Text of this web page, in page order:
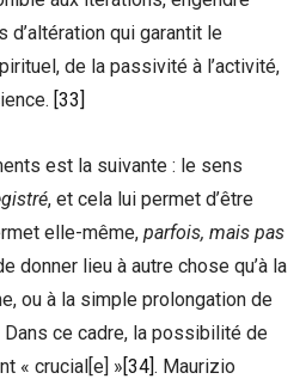
qui garantit le
de la passivité à l’activité,
[33]
est la suivante : le sens
, et cela lui permet d’être
elle-même, parfois, mais pas
donner lieu à autre chose qu’à la
ou à la simple prolongation de
ce cadre, la possibilité de
« crucial[e] »[34]. Maurizio